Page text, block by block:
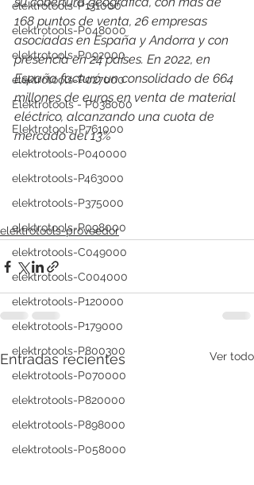
elektrotools-P131000
elektrotools-P048000
elektrotools-P092000
elektrotools-P027000
Elektrotools - P038000
Elektrotools-P761000
elektrotools-P040000
elektrotools-P463000
elektrotools-P375000
elektrotools-P098000
elektrotools-C049000
elektrotools-C004000
elektrotools-P120000
elektrotools-P179000
elektrotools-P800300
elektrotools-P070000
elektrotools-P820000
elektrotools-P898000
elektrotools-P058000
168 puntos de venta, 26 empresas
asociadas en España y Andorra y con
presencia en 24 países. En 2022, en
España facturó un consolidado de 664
millones de euros en venta de material
eléctrico, alcanzando una cuota de
mercado del 13%
elektrotools-proveedor
Entradas recientes Ver todo